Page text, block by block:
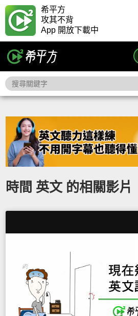
希平方
攻其不背
App 開放下載中
時間 英文 的相關影片